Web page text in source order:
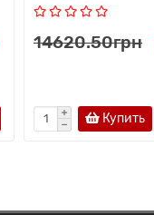
14620.50грн
Купить